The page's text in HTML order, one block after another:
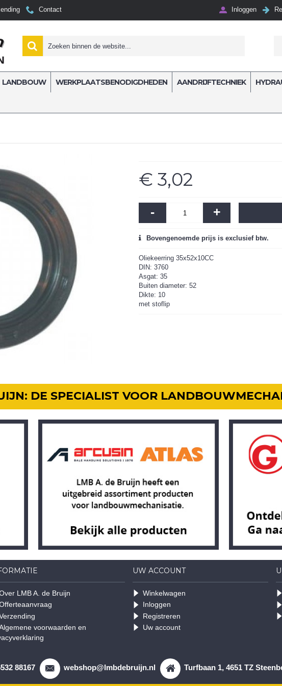
Contact Inloggen
LANDBOUW WERKPLAATSBENODIGDHEDEN AANDRIJFTECHNIEK
€ 3,02
- +
Bovengenoemde prijs is exclusief btw.
Oliekeerring 35x52x10CC
DIN: 3760
Asgat: 35
Buiten diameter: 52
Dikte: 10
met stoflip
DE SPECIALIST VOOR
LMB A. de Bruijn
voorwaarden en
UW ACCOUNT
Winkelwagen
Inloggen
Registreren
Uw account
88167 webshop@lmbdebruijn.nl Turfbaan 1, 4651 TZ